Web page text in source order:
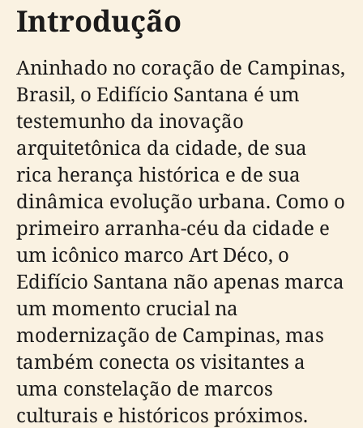
Introdução
Aninhado no coração de Campinas,
Brasil, o Edifício Santana é um
testemunho da inovação
arquitetônica da cidade, de sua
rica herança histórica e de sua
dinâmica evolução urbana. Como o
primeiro arranha-céu da cidade e
um icônico marco Art Déco, o
Edifício Santana não apenas marca
um momento crucial na
modernização de Campinas, mas
também conecta os visitantes a
uma constelação de marcos
culturais e históricos próximos.